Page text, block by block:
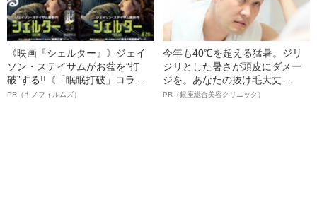
《映画『シェルター』》ジェイ
ソン・ステイサムがお盆を“打
破”する!!《「眠眠打破」コラ
ボ》
PR（キノフィルムズ）
今年も40℃を超える猛暑。ジリ
ジリとした暑さが頭皮にダメー
ジを。あなたの抜け毛大丈
夫！？
PR（銀座総合美容クリニック）